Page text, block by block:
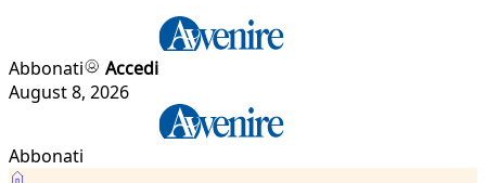
Abbonati
Accedi
August 8, 2026
Abbonati